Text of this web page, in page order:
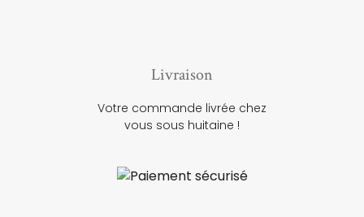
Livraison
Votre commande livrée chez
vous sous huitaine !